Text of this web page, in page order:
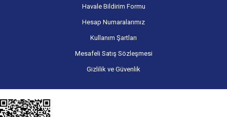
Havale Bildirim Formu
Hesap Numaralarımız
Kullanım Şartları
Mesafeli Satış Sözleşmesi
Gizlilik ve Güvenlik